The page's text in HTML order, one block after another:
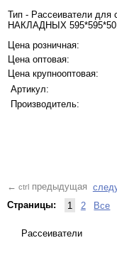
Тип - Рассеиватели
НАКЛАДНЫХ 595*595*50.
Цена розничная:
Цена оптовая:
Цена крупнооптовая:
Артикул:
Производитель:
← ctrl предыдущая
Страницы: 1 2 Все
Рассеиватели